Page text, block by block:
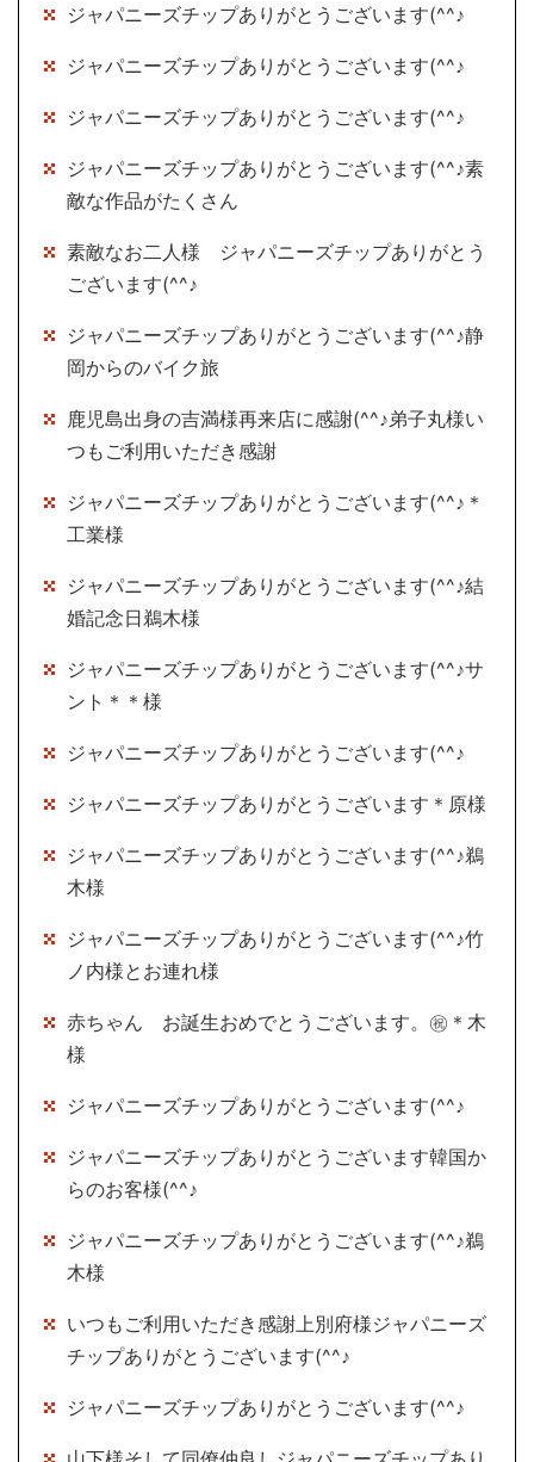
ジャパニーズチップありがとうございます(^^♪
ジャパニーズチップありがとうございます(^^♪
ジャパニーズチップありがとうございます(^^♪
ジャパニーズチップありがとうございます(^^♪素
敵な作品がたくさん
素敵なお二人様 ジャパニーズチップありがとう
ございます(^^♪
ジャパニーズチップありがとうございます(^^♪静
岡からのバイク旅
鹿児島出身の吉満様再来店に感謝(^^♪弟子丸様い
つもご利用いただき感謝
ジャパニーズチップありがとうございます(^^♪＊
工業様
ジャパニーズチップありがとうございます(^^♪結
婚記念日鵜木様
ジャパニーズチップありがとうございます(^^♪サ
ント＊＊様
ジャパニーズチップありがとうございます(^^♪
ジャパニーズチップありがとうございます＊原様
ジャパニーズチップありがとうございます(^^♪鵜
木様
ジャパニーズチップありがとうございます(^^♪竹
ノ内様とお連れ様
赤ちゃん お誕生おめでとうございます。㊗＊木
様
ジャパニーズチップありがとうございます(^^♪
ジャパニーズチップありがとうございます韓国か
らのお客様(^^♪
ジャパニーズチップありがとうございます(^^♪鵜
木様
いつもご利用いただき感謝上別府様ジャパニーズ
チップありがとうございます(^^♪
ジャパニーズチップありがとうございます(^^♪